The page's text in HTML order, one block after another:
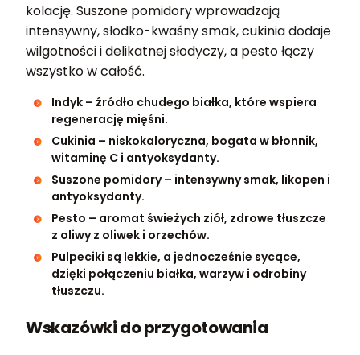
kolację. Suszone pomidory wprowadzają
intensywny, słodko-kwaśny smak, cukinia dodaje
wilgotności i delikatnej słodyczy, a pesto łączy
wszystko w całość.
Indyk – źródło chudego białka, które wspiera
regenerację mięśni.
Cukinia – niskokaloryczna, bogata w błonnik,
witaminę C i antyoksydanty.
Suszone pomidory – intensywny smak, likopen i
antyoksydanty.
Pesto – aromat świeżych ziół, zdrowe tłuszcze
z oliwy z oliwek i orzechów.
Pulpeciki są lekkie, a jednocześnie sycące,
dzięki połączeniu białka, warzyw i odrobiny
tłuszczu.
Wskazówki do przygotowania